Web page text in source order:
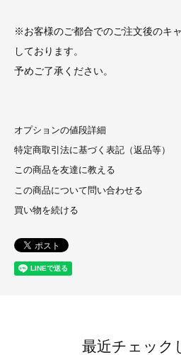
※お客様のご都合でのご注文後のキ
しております。
予めご了承ください。
オプションの値段詳細
特定商取引法に基づく表記（返品等）
この商品を友達に教える
この商品について問い合わせる
買い物を続ける
最近チェック